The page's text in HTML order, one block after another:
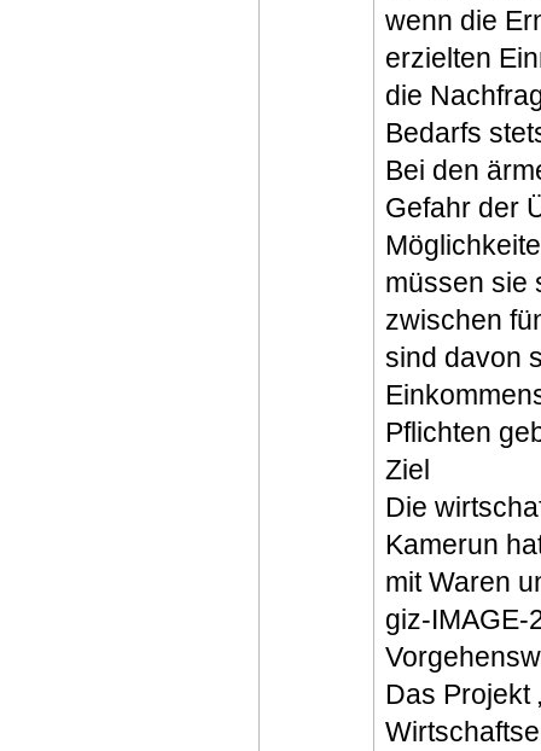
wenn die
erzielten
die
Bedarfs
Bei den
Gefahr der
müssen sie
zwischen
sind davon
Pflichten
Ziel
Die
Kamerun
mit Waren
giz-IMAGE-
Das Projekt